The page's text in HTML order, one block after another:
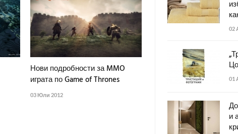
Нови подробности за MMO
играта по Game of Thrones
03 Юли 2012
02
01
и